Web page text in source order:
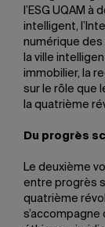
l’ESG UQAM
intelligent,
numérique
la ville
immobilier, la
sur le rôle que
la quatrième
Du progrès
Le deuxième
entre progrès
quatrième
s’accompagne